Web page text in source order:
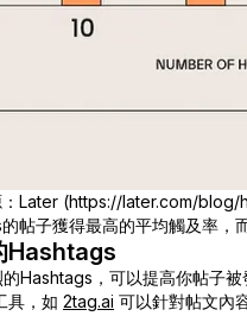
：Later (https://later.com/
帖子獲得最高的平均觸及率，
Hashtags
Hashtags，可以提高你帖子
具，如 2tag.ai 可以針對帖文內